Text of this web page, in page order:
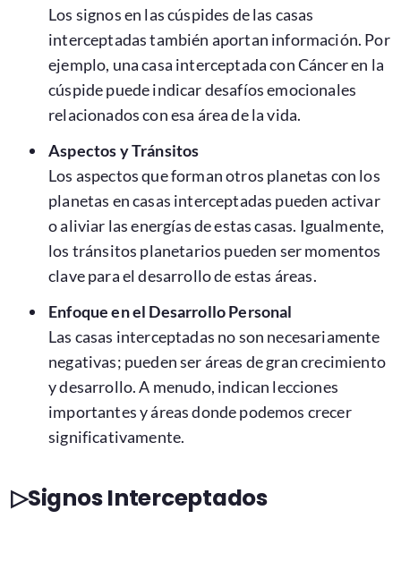
Los signos en las cúspides de las casas
interceptadas también aportan información. Por
ejemplo, una casa interceptada con Cáncer en la
cúspide puede indicar desafíos emocionales
relacionados con esa área de la vida.
Aspectos y Tránsitos
Los aspectos que forman otros planetas con los
planetas en casas interceptadas pueden activar
o aliviar las energías de estas casas. Igualmente,
los tránsitos planetarios pueden ser momentos
clave para el desarrollo de estas áreas.
Enfoque en el Desarrollo Personal
Las casas interceptadas no son necesariamente
negativas; pueden ser áreas de gran crecimiento
y desarrollo. A menudo, indican lecciones
importantes y áreas donde podemos crecer
significativamente.
▷Signos Interceptados